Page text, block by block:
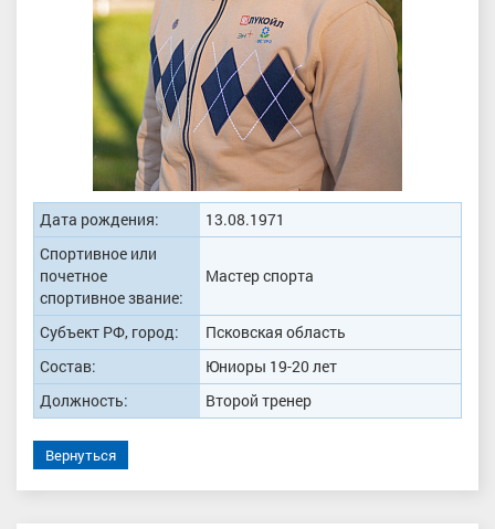
Дата рождения:
13.08.1971
Спортивное или
почетное
спортивное звание:
Мастер спорта
Субъект РФ, город:
Псковская область
Состав:
Юниоры 19-20 лет
Должность:
Второй тренер
Вернуться